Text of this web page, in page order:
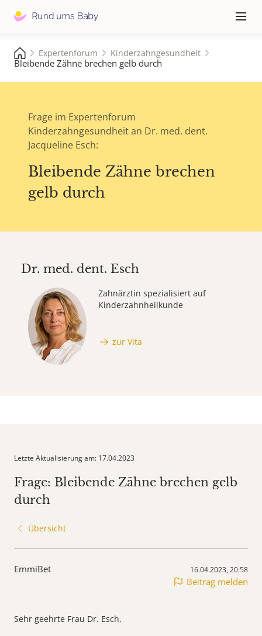
≡
Expertenforum Kinderzahngesundheit
Bleibende Zähne brechen gelb durch
Frage im Expertenforum
Kinderzahngesundheit an Dr. med. dent.
Jacqueline Esch:
Bleibende Zähne brechen
gelb durch
Dr. med. dent. Esch
Zahnärztin spezialisiert auf
Kinderzahnheilkunde
zur Vita
Letzte Aktualisierung am: 17.04.2023
Frage: Bleibende Zähne brechen gelb
durch
Übersicht
EmmiBet 16.04.2023, 20:58
Beitrag melden
Sehr geehrte Frau Dr. Esch,